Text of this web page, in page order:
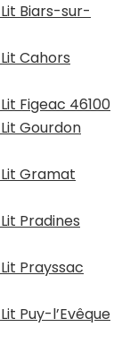
Biars-sur-
Cahors
Figeac 46100
Gourdon
Gramat
Pradines
Prayssac
Puy-l’Evêque